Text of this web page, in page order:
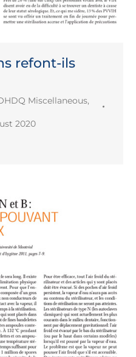
refont-ils
Miscellaneous,
2020